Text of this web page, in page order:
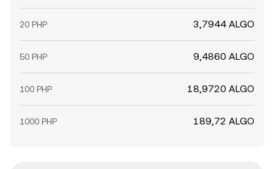
20 PHP 3,7944 ALGO
50 PHP 9,4860 ALGO
100 PHP 18,9720 ALGO
1000 PHP 189,72 ALGO